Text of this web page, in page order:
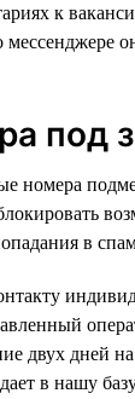
к
под
номера
в
двух дней
в нашу